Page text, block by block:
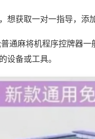
想获取一对一指导，添
通麻将机程序控牌器
设备或工具。